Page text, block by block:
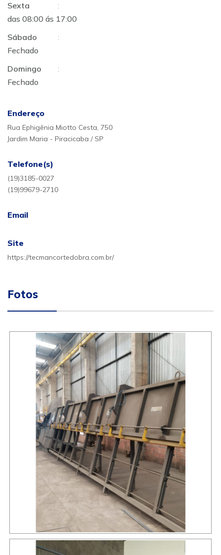
Sexta
:
das 08:00 ás 17:00
Sábado
:
Fechado
Domingo
:
Fechado
Endereço
Rua Ephigênia Miotto Cesta, 750
Jardim Maria - Piracicaba / SP
Telefone(s)
(19)3185-0027
(19)99679-2710
Email
Site
https://tecmancortedobra.com.br/
Fotos